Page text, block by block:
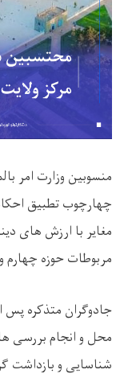
منسوبین وزارت امر
چهارچوب تطبیق
مغایر با ارزش ‌های
مربوطات حوزه چهارم
جادوگران متذکره
محل و انجام بررسی‌
شناسایی و بازداشت